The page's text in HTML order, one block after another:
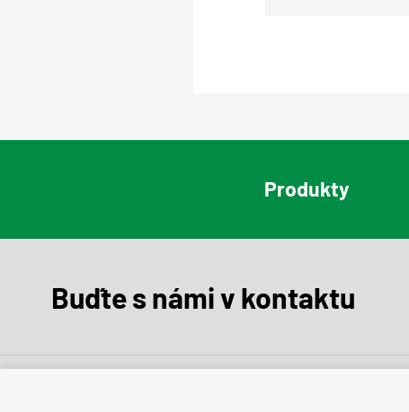
Produkty
Buďte s námi v kontaktu